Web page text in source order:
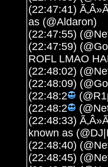
(22:47:41)
as (@Aldaron)
(22:47:55)
(22:47:59)
ROFL LMAO
(22:48:02)
(22:48:09)
(22:48:2
(22:48:2
(22:48:33)
known as
(22:48:40)
(22:48:45)